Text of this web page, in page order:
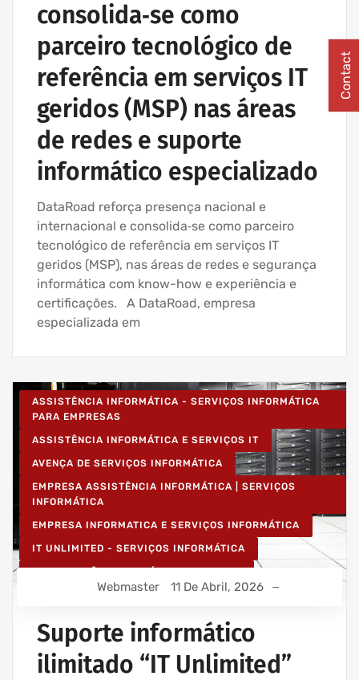
consolida‑se como
parceiro tecnológico de
referência em serviços IT
geridos (MSP) nas áreas
de redes e suporte
informático especializado
DataRoad reforça presença nacional e
internacional e consolida‑se como parceiro
tecnológico de referência em serviços IT
geridos (MSP), nas áreas de redes e segurança
informática com know-how e experiência e
certificações. A DataRoad, empresa
especializada em
ASSISTÊNCIA INFORMÁTICA - SERVIÇOS INFORMÁTICA
PARA EMPRESAS
ASSISTÊNCIA INFORMÁTICA E SERVIÇOS IT
AVENÇA DE SERVIÇOS INFORMÁTICA
EMPRESA ASSISTÊNCIA INFORMÁTICA | SERVIÇOS
INFORMÁTICA
EMPRESA INFORMATICA E SERVIÇOS INFORMÁTICA
IT UNLIMITED - SERVIÇOS INFORMÁTICA
PROJETOS CABLAGEM E REDES INFORMÁTICA
REDE ESTRUTURADA INFORMÁTICA
SERVIÇOS INFORMÁTICA E ASSISTÊNCIA INFORMÁTICA
Webmaster 11 De Abril, 2026
Suporte informático
ilimitado “IT Unlimited”
Contact